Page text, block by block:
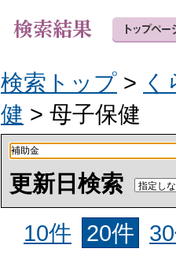
検索トップ > く
健 > 母子保健
更新日検索
10件
20件